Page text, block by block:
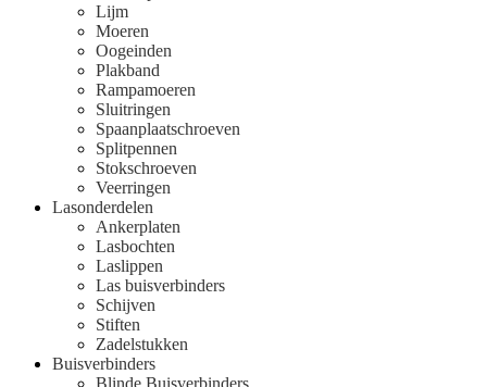
Lijm
Moeren
Oogeinden
Plakband
Rampamoeren
Sluitringen
Spaanplaatschroeven
Splitpennen
Stokschroeven
Veerringen
Lasonderdelen
Ankerplaten
Lasbochten
Laslippen
Las buisverbinders
Schijven
Stiften
Zadelstukken
Buisverbinders
Blinde Buisverbinders